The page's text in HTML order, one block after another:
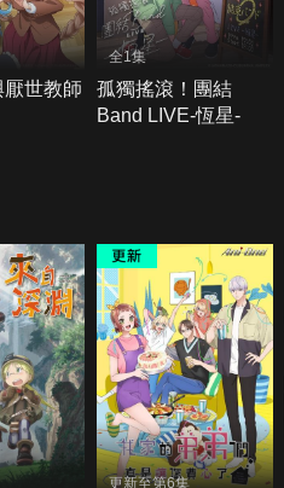
世教師
全1集
孤獨搖滾！團結
Band LIVE-恆星-
更新至第6集